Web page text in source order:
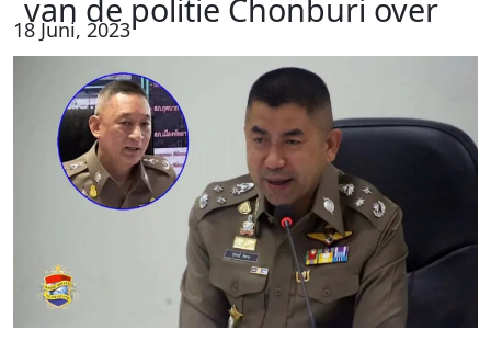
van de politie Chonburi over
18 Juni, 2023